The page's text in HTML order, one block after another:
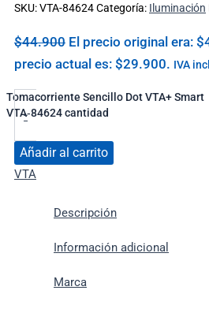
SKU:VTA-84624Categoría: Iluminación
$44.900 El precio original era:
precio actual es: $29.900. IVA
-
Tomacorriente Sencillo Dot VTA+ Smart
VTA‑84624 cantidad
Añadir al carrito
VTA
Descripción
Información adicional
Marca